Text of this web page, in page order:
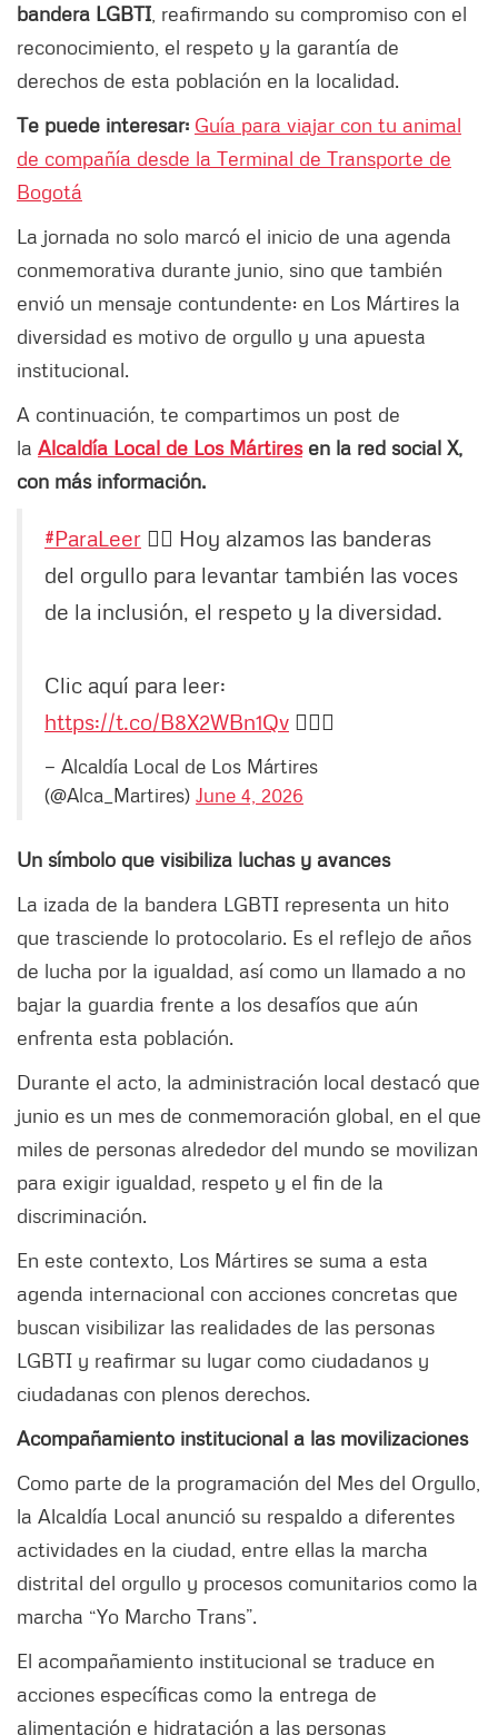
bandera LGBTI , reafirmando su compromiso con el
reconocimiento, el respeto y la garantía de
derechos de esta población en la localidad.
Te puede interesar: Guía para viajar con tu animal
de compañía desde la Terminal de Transporte de
Bogotá
La jornada no solo marcó el inicio de una agenda
conmemorativa durante junio, sino que también
envió un mensaje contundente: en Los Mártires la
diversidad es motivo de orgullo y una apuesta
institucional.
A continuación, te compartimos un post de
la Alcaldía Local de Los Mártiresen la red social X,
con más información.
#ParaLeer 🏳️‍🌈 Hoy alzamos las banderas
del orgullo para levantar también las voces
de la inclusión, el respeto y la diversidad.
Clic aquí para leer:
https://t.co/B8X2WBn1Qv 👈🏻✨
— Alcaldía Local de Los Mártires
(@Alca_Martires) June 4, 2026
Un símbolo que visibiliza luchas y avances
La izada de la bandera LGBTI representa un hito
que trasciende lo protocolario. Es el reflejo de años
de lucha por la igualdad, así como un llamado a no
bajar la guardia frente a los desafíos que aún
enfrenta esta población.
Durante el acto, la administración local destacó que
junio es un mes de conmemoración global, en el que
miles de personas alrededor del mundo se movilizan
para exigir igualdad, respeto y el fin de la
discriminación.
En este contexto, Los Mártires se suma a esta
agenda internacional con acciones concretas que
buscan visibilizar las realidades de las personas
LGBTI y reafirmar su lugar como ciudadanos y
ciudadanas con plenos derechos.
Acompañamiento institucional a las movilizaciones
Como parte de la programación del Mes del Orgullo,
la Alcaldía Local anunció su respaldo a diferentes
actividades en la ciudad, entre ellas la marcha
distrital del orgullo y procesos comunitarios como la
marcha “Yo Marcho Trans”.
El acompañamiento institucional se traduce en
acciones específicas como la entrega de
alimentación e hidratación a las personas